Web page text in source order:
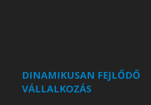
DINAMIKUSAN FEJLŐDŐ
VÁLLALKOZÁS